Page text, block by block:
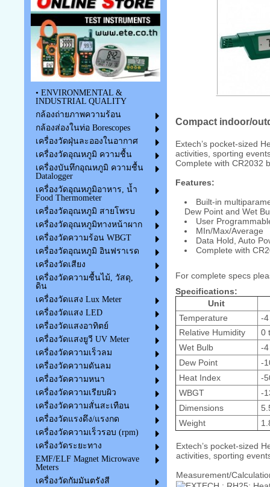
• ENVIRONMENTAL &
INDUSTRIAL QUALITY
กล้องถ่ายภาพความร้อน
กล้องส่องในท่อ Borescopes
เครื่องวัดฝุ่นละอองในอากาศ
เครื่องวัดอุณหภูมิ ความชื้น
เครื่องบันทึกอุณหภูมิ ความชื้น
Datalogger
เครื่องวัดอุณหภูมิอาหาร, น้ำ
Food Thermometer
เครื่องวัดอุณหภูมิ สายโพรบ
เครื่องวัดอุณหภูมิทางหน้าผาก
เครื่องวัดความร้อน WBGT
เครื่องวัดอุณหภูมิ อินฟราเรด
เครื่องวัดเสียง
เครื่องวัดความชื้นไม้, วัสดุ,
ดิน
เครื่องวัดแสง Lux Meter
เครื่องวัดแสง LED
เครื่องวัดแสงอาทิตย์
เครื่องวัดแสงยูวี UV Meter
เครื่องวัดความเร็วลม
เครื่องวัดความดันลม
เครื่องวัดความหนา
เครื่องวัดความเรียบผิว
เครื่องวัดความสั่นสะเทือน
เครื่องวัดแรงดึง/แรงกด
เครื่องวัดความเร็วรอบ (rpm)
เครื่องวัดระยะทาง
EMF/ELF Magnet Microwave
Meters
เครื่องวัดกัมมันตรังสี
Compact indoor/
Extech’s pocket-sized
activities, sporting
Complete with CR2032
Features:
Built-in
Dew Point and Wet
User
MIn/Max/Average
Data Hold, Auto
Complete with
For complete specs
Specifications:
Unit
Temperature
-
Relative Humidity
0
Wet Bulb
-
Dew Point
-
Heat Index
-
WBGT
-
Dimensions
Weight
Extech’s pocket-sized
activities, sporting
Measurement/